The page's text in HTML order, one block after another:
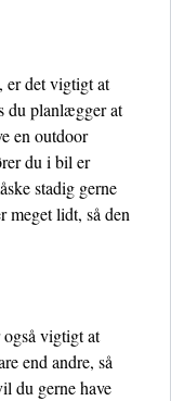
er det vigtigt at
du planlægger at
en outdoor
du i bil er
stadig gerne
meget lidt, så den
vigtigt at
end andre, så
du gerne have